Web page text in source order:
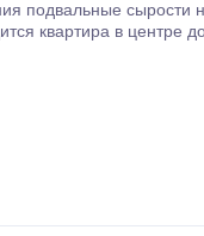
квартира в центре